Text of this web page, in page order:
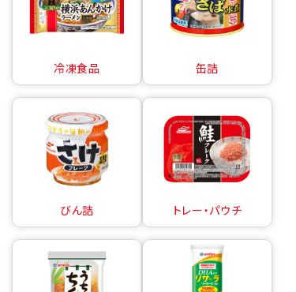
冷凍食品 缶詰
びん詰 トレー・パウチ